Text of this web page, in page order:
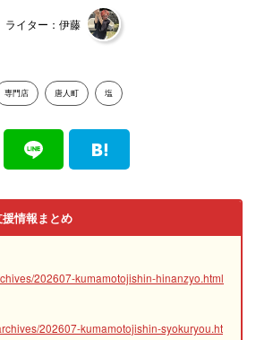
ライター：伊藤
専門店 唐人町 塩
情報まとめ
202607-kumamotojishin-hinanzyo.html
202607-kumamotojishin-syokuryou.ht